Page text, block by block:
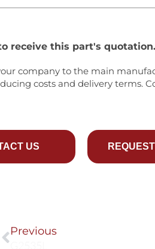
receive this part's quotation.
company to the main
costs and delivery terms.
US
Prev
Previous